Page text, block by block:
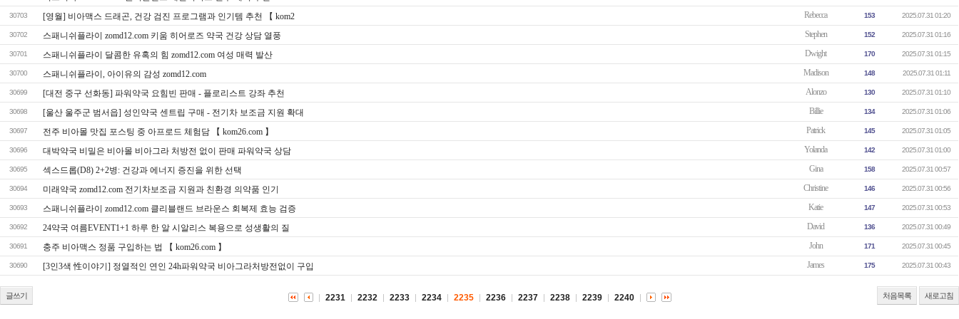
30703 [영월] 비아맥스 드래곤, 건강 검진 프로그램과 인기템 추천 【 kom2 Rebecca 153 2025.07.31 01:20
30702 스패니쉬플라이 zomd12.com 키움 히어로즈 약국 건강 상담 열풍 Stephen 152 2025.07.31 01:16
30701 스패니쉬플라이 달콤한 유혹의 힘 zomd12.com 여성 매력 발산 Dwight 170 2025.07.31 01:15
30700 스패니쉬플라이, 아이유의 감성 zomd12.com Madison 148 2025.07.31 01:11
30699 [대전 중구 선화동] 파워약국 요힘빈 판매 - 플로리스트 강좌 추천 Alonzo 130 2025.07.31 01:10
30698 [울산 울주군 범서읍] 성인약국 센트립 구매 - 전기차 보조금 지원 확대 Billie 134 2025.07.31 01:06
30697 전주 비아몰 맛집 포스팅 중 아프로드 체험담 【 kom26.com 】 Patrick 145 2025.07.31 01:05
30696 대박약국 비밀은 비아몰 비아그라 처방전 없이 판매 파워약국 상담 Yolanda 142 2025.07.31 01:00
30695 섹스드롭(D8) 2+2병: 건강과 에너지 증진을 위한 선택 Gina 158 2025.07.31 00:57
30694 미래약국 zomd12.com 전기차보조금 지원과 친환경 의약품 인기 Christine 146 2025.07.31 00:56
30693 스패니쉬플라이 zomd12.com 클리블랜드 브라운스 회복제 효능 검증 Katie 147 2025.07.31 00:53
30692 24약국 여름EVENT1+1 하루 한 알 시알리스 복용으로 성생활의 질 David 136 2025.07.31 00:49
30691 충주 비아맥스 정품 구입하는 법 【 kom26.com 】 John 171 2025.07.31 00:45
30690 [3인3색 性이야기] 정열적인 연인 24h파워약국 비아그라처방전없이 구입 James 175 2025.07.31 00:43
글쓰기 처음목록 새로고침
2231 2232 2233 2234 2235 2236 2237 2238 2239 2240